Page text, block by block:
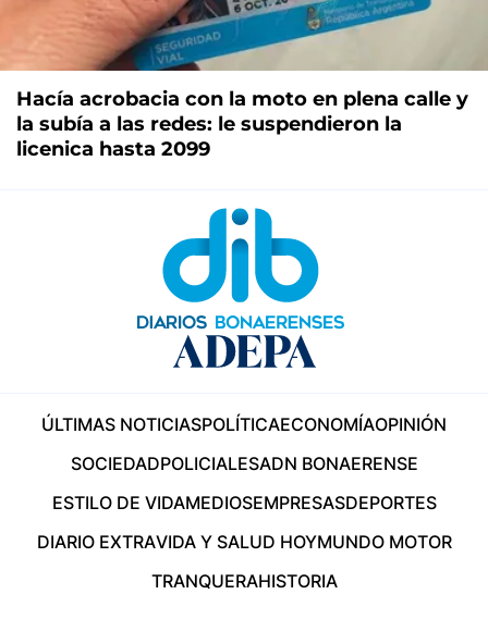
Hacía acrobacia con la moto en plena calle y
la subía a las redes: le suspendieron la
licenica hasta 2099
ÚLTIMAS NOTICIASPOLÍTICAECONOMÍAOPINIÓN
SOCIEDADPOLICIALESADN BONAERENSE
ESTILO DE VIDAMEDIOSEMPRESASDEPORTES
DIARIO EXTRAVIDA Y SALUD HOYMUNDO MOTOR
TRANQUERAHISTORIA